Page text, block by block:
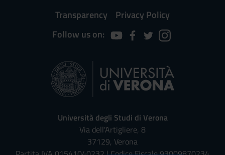
Transparency
Privacy Policy
Follow us on:
Università degli Studi di Verona
Via dell'Artigliere, 8
37129, Verona